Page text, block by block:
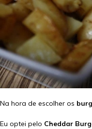
Na hora de escolher os
Eu optei pelo Cheddar